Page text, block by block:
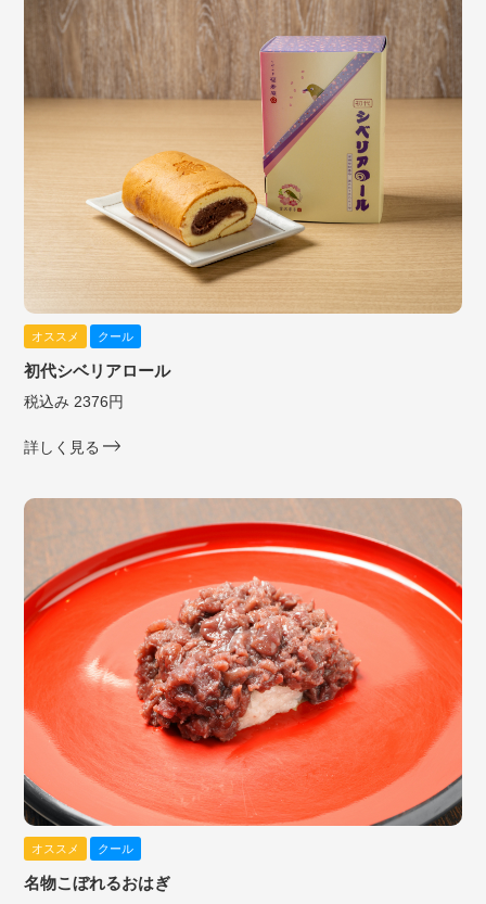
オススメ クール
初代シベリアロール
税込み 2376円
詳しく見る
オススメ クール
名物こぼれるおはぎ